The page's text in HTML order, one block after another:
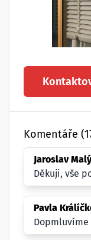
Komentáře
Jaroslav Malý
Děkuji, vše
Pavla
Dopmluvíme